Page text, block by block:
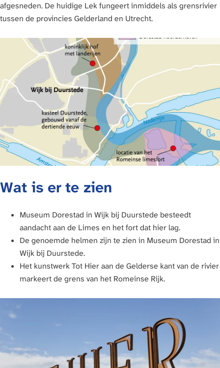
afgesneden. De huidige Lek fungeert inmiddels als grensrivier
tussen de provincies Gelderland en Utrecht.
Wat is er te zien
Museum Dorestad in Wijk bij Duurstede besteedt
aandacht aan de Limes en het fort dat hier lag.
De genoemde helmen zijn te zien in Museum Dorestad in
Wijk bij Duurstede.
Het kunstwerk Tot Hier aan de Gelderse kant van de rivier
markeert de grens van het Romeinse Rijk.